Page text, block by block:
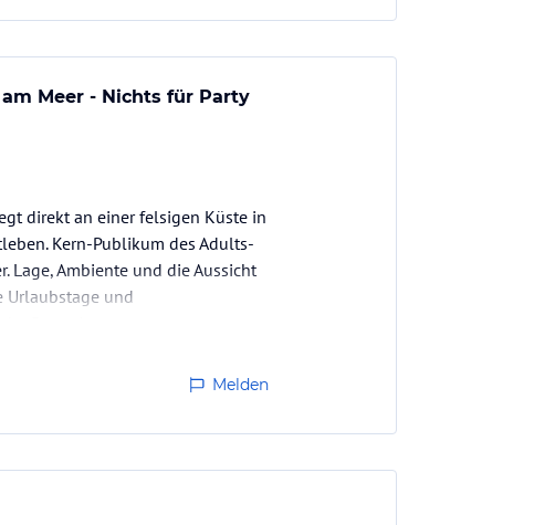
Meer - Nichts für Party
direkt an einer felsigen Küste in
Kern-Publikum des Adults-
Lage, Ambiente und die Aussicht
Urlaubstage und
Melden